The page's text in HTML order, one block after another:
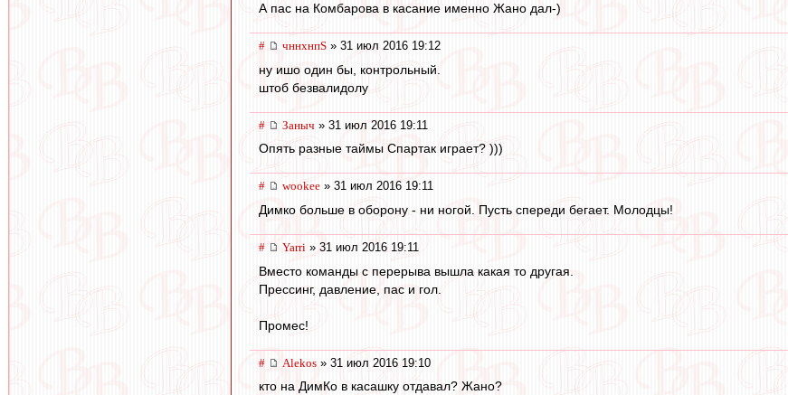
А пас на Комбарова в касание именно Жано дал-)
# чннхнпS » 31 июл 2016 19:12
ну ишо один бы, контрольный.
штоб безвалидолу
# Заныч » 31 июл 2016 19:11
Опять разные таймы Спартак играет? )))
# wookee » 31 июл 2016 19:11
Димко больше в оборону - ни ногой. Пусть спереди бегает. Молодцы!
# Yarri » 31 июл 2016 19:11
Вместо команды с перерыва вышла какая то другая.
Прессинг, давление, пас и гол.
Промес!
# Alekos » 31 июл 2016 19:10
кто на ДимКо в касашку отдавал? Жано?